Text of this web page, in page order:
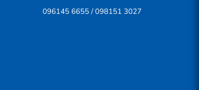
096145 6655 / 098151 3027